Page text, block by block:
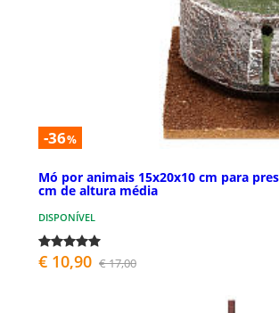
-36%
Mó por animais 15x20x10 cm para
cm de altura média
DISPONÍVEL
€ 10,90 € 17,00